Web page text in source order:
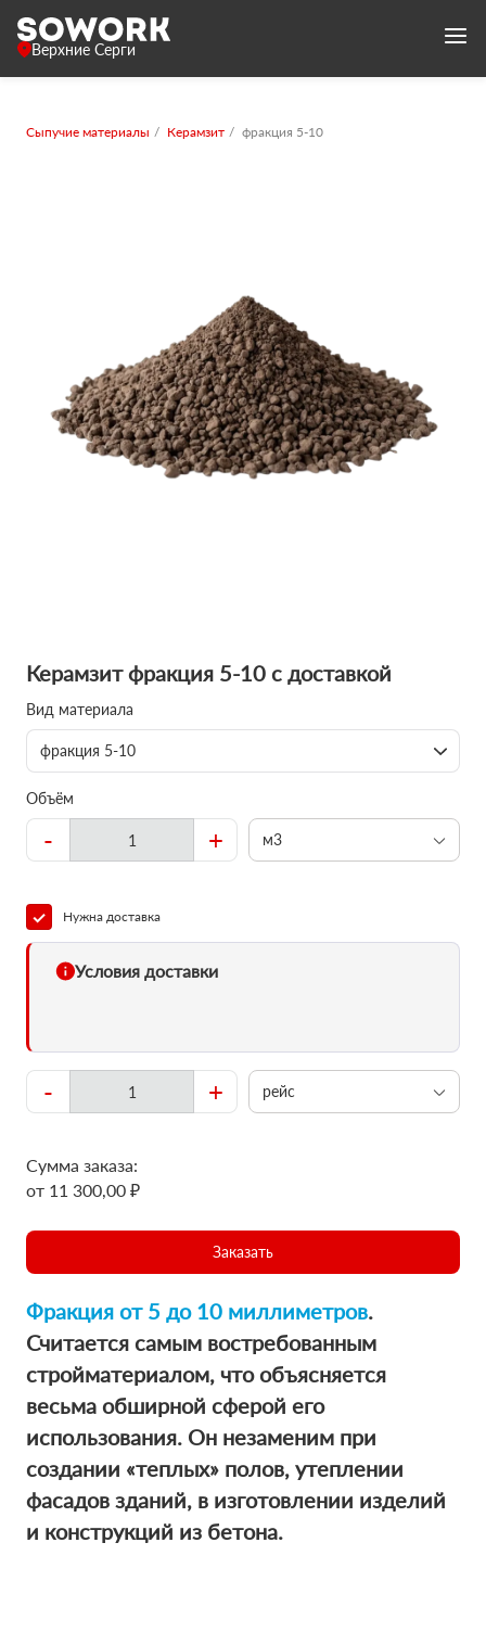
Верхние Серги
Сыпучие материалы Керамзит фракция 5-10
Керамзит фракция 5-10 с доставкой
Вид материала
фракция 5-10
Объём
- + м3
Нужна доставка
Условия доставки
- + рейс
Сумма заказа:
от 11 300,00 ₽
Заказать
Фракция от 5 до 10 миллиметров.
Считается самым востребованным
стройматериалом, что объясняется
весьма обширной сферой его
использования. Он незаменим при
создании «теплых» полов, утеплении
фасадов зданий, в изготовлении изделий
и конструкций из бетона.